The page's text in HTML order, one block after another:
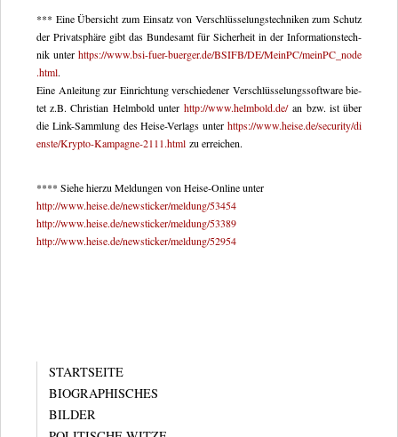
*** Eine Über­sicht zum Ein­satz von Ver­schlüs­se­lungs­tech­ni­ken zum Schutz
der Pri­vat­sphäre gibt das Bun­des­amt für Sicher­heit in der Infor­ma­ti­ons­tech­
nik unter https://​www​.bsi​-fuer​-buer​ger​.de/​B​S​I​F​B​/​D​E​/​M​e​i​n​P​C​/​m​e​i​n​P​C​_​n​o​d​e​
.html.
Eine Anlei­tung zur Ein­rich­tung ver­schie­de­ner Ver­schlüs­se­lungs­soft­ware bie­
tet z.B. Chris­tian Helm­bold unterhttp://​www​.helm​bold​.de/an bzw. ist über
die Link-Samm­lung des Heise-Ver­lags unter https://​www​.heise​.de/​s​e​c​u​r​i​t​y​/​d​i​
e​n​s​t​e​/​K​r​y​p​t​o​-​K​a​m​p​a​g​n​e​-​2​1​1​1​.html zu erreichen.
**** Siehe hierzu Mel­dun­gen von Heise-Online unter
http://​www​.heise​.de/​n​e​w​s​t​i​c​k​e​r​/​m​e​l​d​u​n​g​/​53454
http://​www​.heise​.de/​n​e​w​s​t​i​c​k​e​r​/​m​e​l​d​u​n​g​/​53389
http://​www​.heise​.de/​n​e​w​s​t​i​c​k​e​r​/​m​e​l​d​u​n​g​/​52954
STARTSEITE
BIOGRAPHISCHES
BILDER